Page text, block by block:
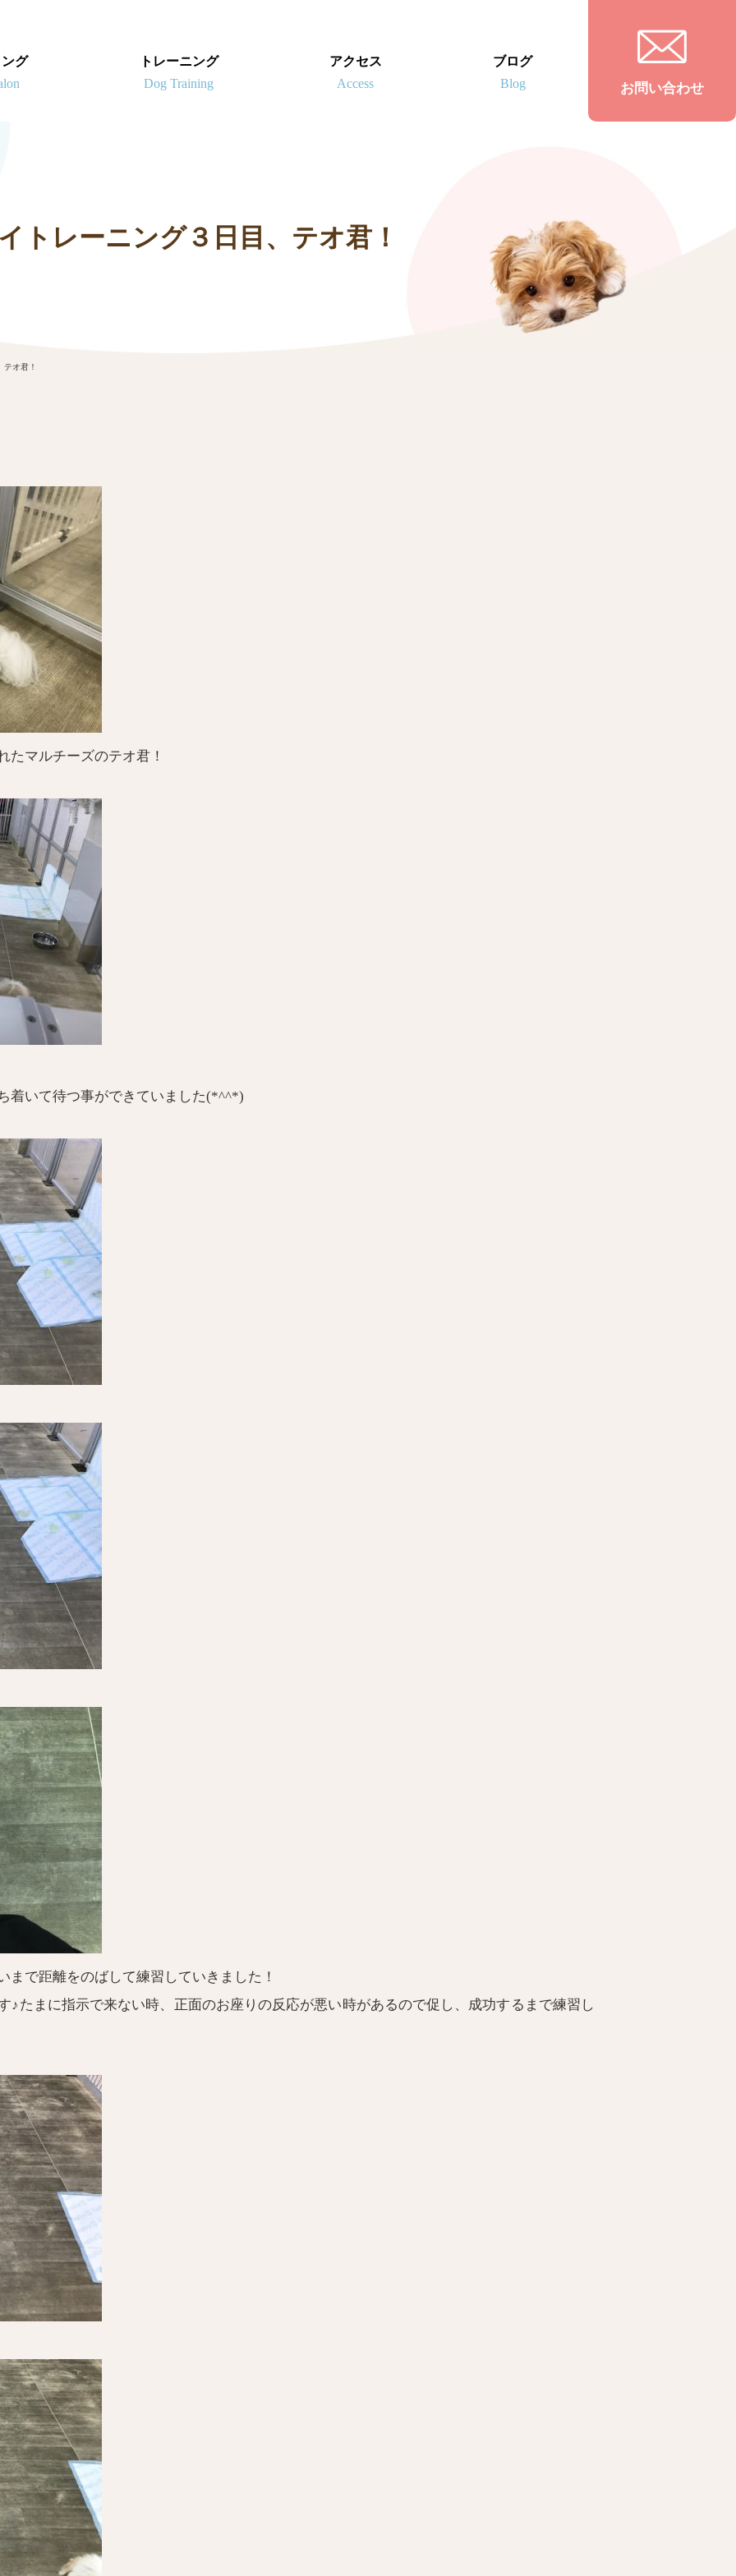
グ トレーニング アクセス ブログ
お問い合わせ
トレーニング３日目、テオ君！
オ君！
たマルチーズのテオ君！
着いて待つ事ができていました(*^^*)
で距離をのばして練習していきました！
♪たまに指示で来ない時、正面のお座りの反応が悪い時があるので促し、成功するまで練習し